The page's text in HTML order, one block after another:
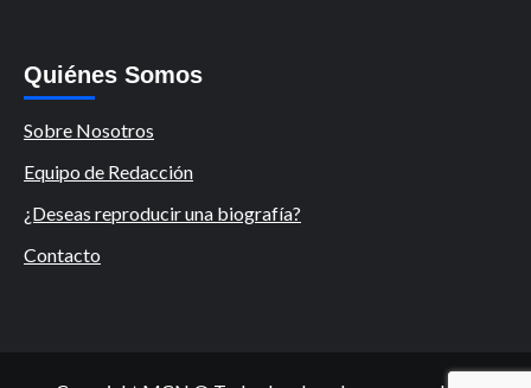
Quiénes Somos
Sobre Nosotros
Equipo de Redacción
¿Deseas reproducir una biografía?
Contacto